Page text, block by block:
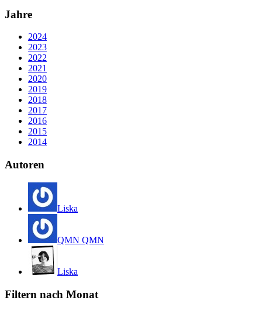
Jahre
2024
2023
2022
2021
2020
2019
2018
2017
2016
2015
2014
Autoren
Liska
QMN QMN
Liska
Filtern nach Monat